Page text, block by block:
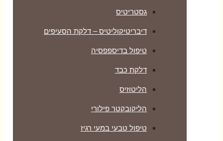
גסטריטיס
דיבריטיקוליטיס – דלקת הסעיפים
טיפול בדיספפסיה
דלקת כבד
הליטוזיס
הליקובקטר פילורי
טיפול טבעי במעי רגיז